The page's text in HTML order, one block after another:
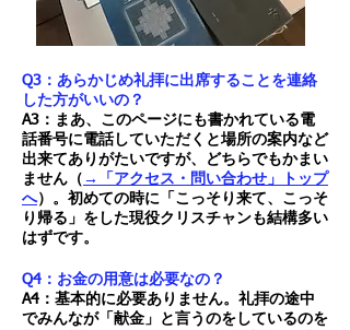
Q3：あらかじめ礼拝に出席することを連絡
した方がいいの？
A3：まあ、このページにも書かれている電
話番号に電話していただくと場所の案内など
出来てありがたいですが、どちらでもかまい
ません（ →「アクセス・問い合わせ」トップ
へ）。初めての時に「こっそり来て、こっそ
り帰る」をした現役クリスチャンも結構多い
はずです。
Q4：お金の用意は必要なの？
A4：基本的に必要ありません。礼拝の途中
でみんなが「献金」と言うのをしているのを